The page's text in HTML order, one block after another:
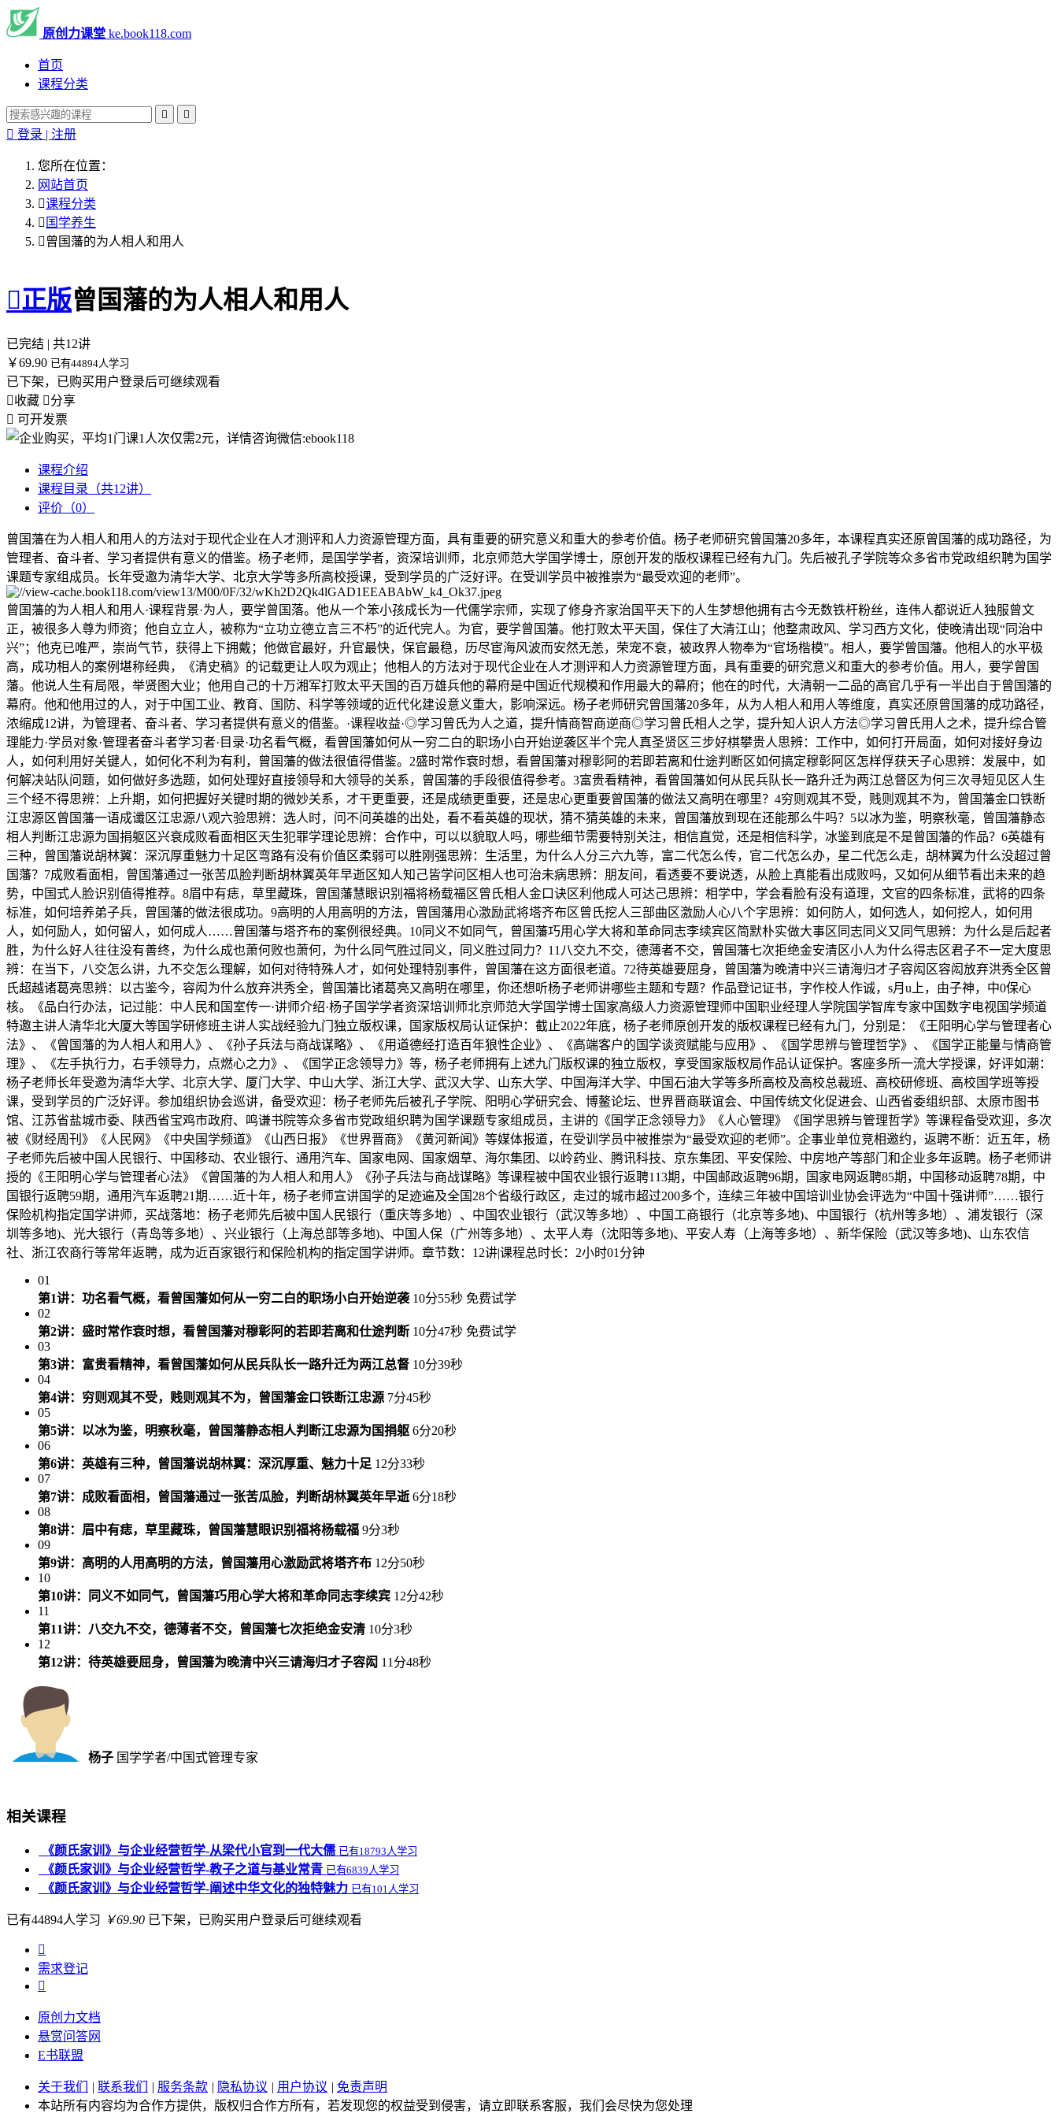
原创力课堂 ke.book118.com
首页
课程分类
 
 登录 | 注册
您所在位置：
网站首页
课程分类
 国学养生
 曾国藩的为人相人和用人
正版曾国藩的为人相人和用人
已完结 | 共12讲
￥69.90 已有44894人学习
已下架，已购买用户登录后可继续观看
收藏 分享
 可开发票
课程介绍
课程目录（共12讲）
评价（0）
曾国藩在为人相人和用人的方法对于现代企业在人才测评和人力资源管理方面，具有重要的研究意义和重大的参考价值。杨子老师研究曾国藩20多年，本课程真实还原曾国藩的成功路径，为
管理者、奋斗者、学习者提供有意义的借鉴。杨子老师，是国学学者，资深培训师，北京师范大学国学博士，原创开发的版权课程已经有九门。先后被孔子学院等众多省市党政组织聘为国学
课题专家组成员。长年受邀为清华大学、北京大学等多所高校授课，受到学员的广泛好评。在受训学员中被推崇为“最受欢迎的老师”。
曾国藩的为人相人和用人·课程背景·为人，要学曾国落。他从一个笨小孩成长为一代儒学宗师，实现了修身齐家治国平天下的人生梦想他拥有古今无数铁杆粉丝，连伟人都说近人独服曾文
正，被很多人尊为师资；他自立立人，被称为“立功立德立言三不朽”的近代完人。为官，要学曾国藩。他打败太平天国，保住了大清江山；他整肃政风、学习西方文化，使晚清出现“同治中
兴”；他克已唯严，崇尚气节，获得上下拥戴；他做官最好，升官最快，保官最稳，历尽宦海风波而安然无恙，荣宠不衰，被政界人物奉为“官场楷模”。相人，要学曾国藩。他相人的水平极
高，成功相人的案例堪称经典，《清史稿》的记载更让人叹为观止；他相人的方法对于现代企业在人才测评和人力资源管理方面，具有重要的研究意义和重大的参考价值。用人，要学曾国
藩。他说人生有局限，举贤图大业；他用自己的十万湘军打败太平天国的百万雄兵他的幕府是中国近代规模和作用最大的幕府；他在的时代，大清朝一二品的高官几乎有一半出自于曾国藩的
幕府。他和他用过的人，对于中国工业、教育、国防、科学等领域的近代化建设意义重大，影响深远。杨子老师研究曾国藩20多年，从为人相人和用人等维度，真实还原曾国藩的成功路径，
浓缩成12讲，为管理者、奋斗者、学习者提供有意义的借鉴。·课程收益·◎学习曾氏为人之道，提升情商智商逆商◎学习曾氏相人之学，提升知人识人方法◎学习曾氏用人之术，提升综合管
理能力·学员对象·管理者奋斗者学习者·目录·功名看气概，看曾国藩如何从一穷二白的职场小白开始逆袭区半个完人真圣贤区三步好棋攀贵人思辨：工作中，如何打开局面，如何对接好身边
人，如何利用好关键人，如何化不利为有利，曾国藩的做法很值得借鉴。2盛时常作衰时想，看曾国藩对穆彰阿的若即若离和仕途判断区如何搞定穆彰阿区怎样俘获天子心思辨：发展中，如
何解决站队问题，如何做好多选题，如何处理好直接领导和大领导的关系，曾国藩的手段很值得参考。3富贵看精神，看曾国藩如何从民兵队长一路升迁为两江总督区为何三次寻短见区人生
三个经不得思辨：上升期，如何把握好关键时期的微妙关系，才干更重要，还是成绩更重要，还是忠心更重要曾国藩的做法又高明在哪里？4穷则观其不受，贱则观其不为，曾国藩金口铁断
江忠源区曾国藩一语成谶区江忠源八观六验思辨：选人时，问不问英雄的出处，看不看英雄的现状，猜不猜英雄的未来，曾国藩放到现在还能那么牛吗？5以冰为鉴，明察秋毫，曾国藩静态
相人判断江忠源为国捐躯区兴衰成败看面相区天生犯罪学理论思辨：合作中，可以以貌取人吗，哪些细节需要特别关注，相信直觉，还是相信科学，冰鉴到底是不是曾国藩的作品？6英雄有
三种，曾国藩说胡林翼：深沉厚重魅力十足区弯路有没有价值区柔弱可以胜刚强思辨：生活里，为什么人分三六九等，富二代怎么传，官二代怎么办，星二代怎么走，胡林翼为什么没超过曾
国藩？7成败看面相，曾国藩通过一张苦瓜脸判断胡林翼英年早逝区知人知己皆学问区相人也可治未病思辨：朋友间，看透要不要说透，从脸上真能看出成败吗，又如何从细节看出未来的趋
势，中国式人脸识别值得推荐。8眉中有痣，草里藏珠，曾国藩慧眼识别福将杨载福区曾氏相人金口诀区利他成人可达己思辨：相学中，学会看脸有没有道理，文官的四条标准，武将的四条
标准，如何培养弟子兵，曾国藩的做法很成功。9高明的人用高明的方法，曾国藩用心激励武将塔齐布区曾氏挖人三部曲区激励人心八个字思辨：如何防人，如何选人，如何挖人，如何用
人，如何励人，如何留人，如何成人……曾国藩与塔齐布的案例很经典。10同义不如同气，曾国藩巧用心学大将和革命同志李续宾区简默朴实做大事区同志同义又同气思辨：为什么是后起者
胜，为什么好人往往没有善终，为什么成也萧何败也萧何，为什么同气胜过同义，同义胜过同力？11八交九不交，德薄者不交，曾国藩七次拒绝金安清区小人为什么得志区君子不一定大度思
辨：在当下，八交怎么讲，九不交怎么理解，如何对待特殊人才，如何处理特别事件，曾国藩在这方面很老道。72待英雄要屈身，曾国藩为晚清中兴三请海归才子容闳区容闳放弃洪秀全区曾
氏超越诸葛亮思辨：以古鉴今，容闳为什么放弃洪秀全，曾国藩比诸葛亮又高明在哪里，你还想听杨子老师讲哪些主题和专题？作品登记证书，字作校人作诚，s月u上，由子神，中0保心
核。《品白行办法，记过能：中人民和国室传一·讲师介绍·杨子国学学者资深培训师北京师范大学国学博士国家高级人力资源管理师中国职业经理人学院国学智库专家中国数字电视国学频道
特邀主讲人清华北大厦大等国学研修班主讲人实战经验九门独立版权课，国家版权局认证保护：截止2022年底，杨子老师原创开发的版权课程已经有九门，分别是：《王阳明心学与管理者心
法》、《曾国藩的为人相人和用人》、《孙子兵法与商战谋略》、《用道德经打造百年狼性企业》、《高端客户的国学谈资赋能与应用》、《国学思辨与管理哲学》、《国学正能量与情商管
理》、《左手执行力，右手领导力，点燃心之力》、《国学正念领导力》等，杨子老师拥有上述九门版权课的独立版权，享受国家版权局作品认证保护。客座多所一流大学授课，好评如潮：
杨子老师长年受邀为清华大学、北京大学、厦门大学、中山大学、浙江大学、武汉大学、山东大学、中国海洋大学、中国石油大学等多所高校及高校总裁班、高校研修班、高校国学班等授
课，受到学员的广泛好评。参加组织协会巡讲，备受欢迎：杨子老师先后被孔子学院、阳明心学研究会、博鳌论坛、世界晋商联谊会、中国传统文化促进会、山西省委组织部、太原市图书
馆、江苏省盐城市委、陕西省宝鸡市政府、鸣谦书院等众多省市党政组织聘为国学课题专家组成员，主讲的《国学正念领导力》《人心管理》《国学思辨与管理哲学》等课程备受欢迎，多次
被《财经周刊》《人民网》《中央国学频道》《山西日报》《世界晋商》《黄河新闻》等媒体报道，在受训学员中被推崇为“最受欢迎的老师”。企事业单位竞相邀约，返聘不断：近五年，杨
子老师先后被中国人民银行、中国移动、农业银行、通用汽车、国家电网、国家烟草、海尔集团、以岭药业、腾讯科技、京东集团、平安保险、中房地产等部门和企业多年返聘。杨子老师讲
授的《王阳明心学与管理者心法》《曾国藩的为人相人和用人》《孙子兵法与商战谋略》等课程被中国农业银行返聘113期，中国邮政返聘96期，国家电网返聘85期，中国移动返聘78期，中
国银行返聘59期，通用汽车返聘21期……近十年，杨子老师宣讲国学的足迹遍及全国28个省级行政区，走过的城市超过200多个，连续三年被中国培训业协会评选为“中国十强讲师”……银行
保险机构指定国学讲师，买战落地：杨子老师先后被中国人民银行（重庆等多地）、中国农业银行（武汉等多地）、中国工商银行（北京等多地)、中国银行（杭州等多地）、浦发银行（深
圳等多地)、光大银行（青岛等多地）、兴业银行（上海总部等多地)、中国人保（广州等多地）、太平人寿（沈阳等多地)、平安人寿（上海等多地）、新华保险（武汉等多地)、山东农信
社、浙江农商行等常年返聘，成为近百家银行和保险机构的指定国学讲师。章节数：12讲|课程总时长：2小时01分钟
01
第1讲：功名看气概，看曾国藩如何从一穷二白的职场小白开始逆袭 10分55秒 免费试学
02
第2讲：盛时常作衰时想，看曾国藩对穆彰阿的若即若离和仕途判断 10分47秒 免费试学
03
第3讲：富贵看精神，看曾国藩如何从民兵队长一路升迁为两江总督 10分39秒
04
第4讲：穷则观其不受，贱则观其不为，曾国藩金口铁断江忠源 7分45秒
05
第5讲：以冰为鉴，明察秋毫，曾国藩静态相人判断江忠源为国捐躯 6分20秒
06
第6讲：英雄有三种，曾国藩说胡林翼：深沉厚重、魅力十足 12分33秒
07
第7讲：成败看面相，曾国藩通过一张苦瓜脸，判断胡林翼英年早逝 6分18秒
08
第8讲：眉中有痣，草里藏珠，曾国藩慧眼识别福将杨载福 9分3秒
09
第9讲：高明的人用高明的方法，曾国藩用心激励武将塔齐布 12分50秒
10
第10讲：同义不如同气，曾国藩巧用心学大将和革命同志李续宾 12分42秒
11
第11讲：八交九不交，德薄者不交，曾国藩七次拒绝金安清 10分3秒
12
第12讲：待英雄要屈身，曾国藩为晚清中兴三请海归才子容闳 11分48秒
杨子 国学学者/中国式管理专家
相关课程
《颜氏家训》与企业经营哲学-从梁代小官到一代大儒 已有18793人学习
《颜氏家训》与企业经营哲学-教子之道与基业常青 已有6839人学习
《颜氏家训》与企业经营哲学-阐述中华文化的独特魅力 已有101人学习
已有44894人学习 ￥69.90 已下架，已购买用户登录后可继续观看

需求登记

原创力文档
悬赏问答网
E书联盟
关于我们 | 联系我们 | 服务条款 | 隐私协议 | 用户协议 | 免责声明
本站所有内容均为合作方提供，版权归合作方所有，若发现您的权益受到侵害，请立即联系客服，我们会尽快为您处理